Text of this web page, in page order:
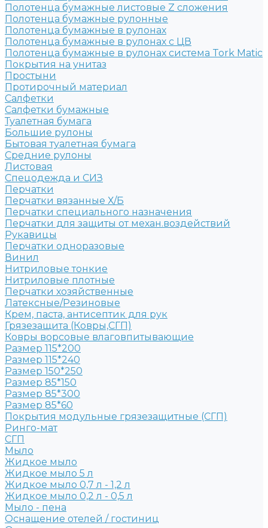
Полотенца бумажные листовые Z сложения
Полотенца бумажные рулонные
Полотенца бумажные в рулонах
Полотенца бумажные в рулонах с ЦВ
Полотенца бумажные в рулонах система Tork Matic
Покрытия на унитаз
Простыни
Протирочный материал
Салфетки
Салфетки бумажные
Туалетная бумага
Большие рулоны
Бытовая туалетная бумага
Средние рулоны
Листовая
Спецодежда и СИЗ
Перчатки
Перчатки вязанные Х/Б
Перчатки специального назначения
Перчатки для защиты от механ.воздействий
Рукавицы
Перчатки одноразовые
Винил
Нитриловые тонкие
Нитриловые плотные
Перчатки хозяйственные
Латексные/Резиновые
Крем, паста, антисептик для рук
Грязезащита (Ковры,СГП)
Ковры ворсовые влаговпитывающие
Размер 115*200
Размер 115*240
Размер 150*250
Размер 85*150
Размер 85*300
Размер 85*60
Покрытия модульные грязезащитные (СГП)
Ринго-мат
СГП
Мыло
Жидкое мыло
Жидкое мыло 5 л
Жидкое мыло 0,7 л - 1,2 л
Жидкое мыло 0,2 л - 0,5 л
Мыло - пена
Оснащение отелей / гостиниц